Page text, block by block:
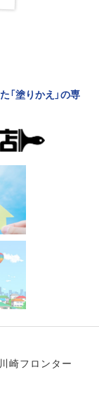
「塗りかえ」の専
崎フロンター